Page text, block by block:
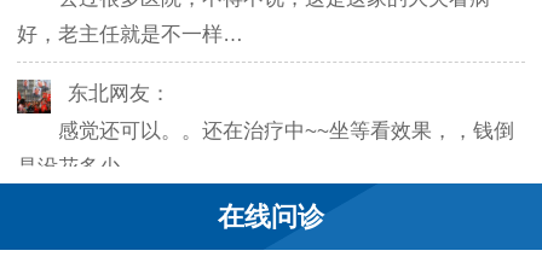
好，老主任就是不一样…
东北网友：
感觉还可以。。还在治疗中~~坐等看效果，，钱倒
是没花多少。
老医生就是好，不像某些医院的医生，脾气大死
在线问诊